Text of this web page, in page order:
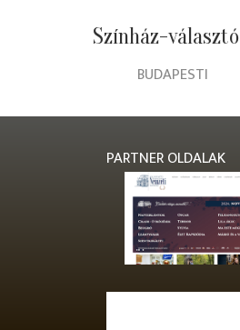
Színház-választó
BUDAPESTI
PARTNER OLDALAK